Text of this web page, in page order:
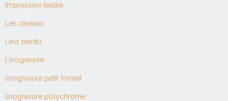
Impression textile
Les oiseaux
Lino perdu
Linogravure
linogravure petit format
linogravure polychrome